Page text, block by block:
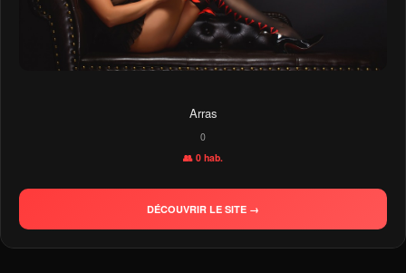
Arras
0
👥 0 hab.
DÉCOUVRIR LE SITE →